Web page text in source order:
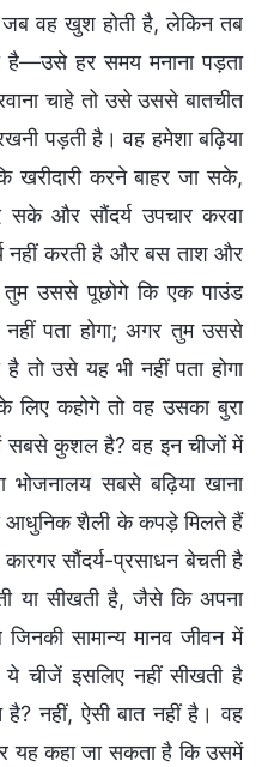
जब वह खुश होती है, लेकिन तब
है—उसे हर समय मनाना पड़ता
चाहे तो उसे उससे बातचीत
पड़ती है। वह हमेशा बढ़िया
खरीदारी करने बाहर जा सके,
और सौंदर्य उपचार करवा
नहीं करती है और बस ताश और
तुम उससे पूछोगे कि एक पाउंड
पता होगा; अगर तुम उससे
तो उसे यह भी नहीं पता होगा
कहोगे तो वह उसका बुरा
सबसे कुशल है? वह इन चीजों में
सबसे बढ़िया खाना
आधुनिक शैली के कपड़े मिलते हैं
सौंदर्य-प्रसाधन बेचती है
या सीखती है, जैसे कि अपना
सामान्य मानव जीवन में
चीजें इसलिए नहीं सीखती है
है? नहीं, ऐसी बात नहीं है। वह
यह कहा जा सकता है कि उसमें